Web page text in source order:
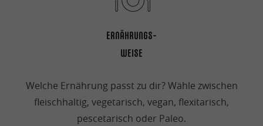
ERNÄHRUNGS-
WEISE
Welche Ernährung passt zu dir? Wähle zwischen
fleischhaltig, vegetarisch, vegan, flexitarisch,
pescetarisch oder Paleo.